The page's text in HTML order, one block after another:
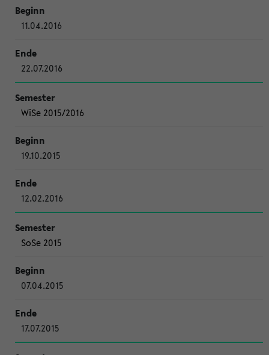
11.04.2016
22.07.2016
WiSe 2015/2016
19.10.2015
12.02.2016
SoSe 2015
07.04.2015
17.07.2015